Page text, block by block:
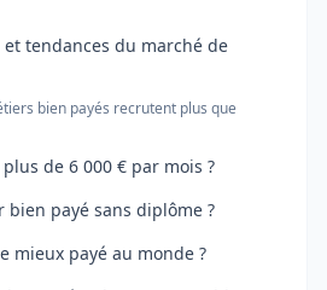
tendances du marché de
bien payés recrutent plus que
de 6 000 € par mois ?
bien payé sans diplôme ?
mieux payé au monde ?